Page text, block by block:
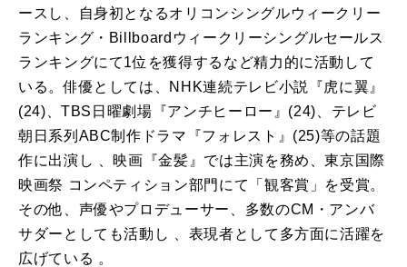
ースし、自身初となるオリコンシングルウィークリー
ランキング・Billboardウィークリーシングルセールス
ランキングにて1位を獲得するなど精力的に活動して
いる。俳優としては、NHK連続テレビ小説『虎に翼』
(24)、TBS日曜劇場『アンチヒーロー』(24)、テレビ
朝日系列ABC制作ドラマ『フォレスト』(25)等の話題
作に出演し 、映画『金髪』では主演を務め、東京国際
映画祭 コンペティション部門にて「観客賞」を受賞。
その他、声優やプロデューサー、多数のCM・アンバ
サダーとしても活動し 、表現者として多方面に活躍を
広げている 。